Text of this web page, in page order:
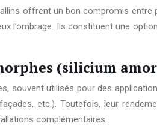
offrent un bon compromis entre
l’ombrage. Ils constituent une
(silicium
souvent utilisés pour des
etc.). Toutefois, leur
complémentaires.